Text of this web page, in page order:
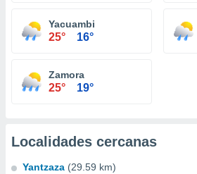
Yacuambi
25° 16°
Zamora
25° 19°
Localidades cercanas
Yantzaza (29.59 km)